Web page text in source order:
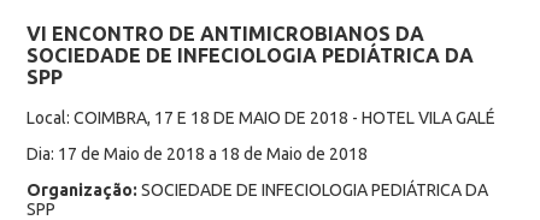
VI ENCONTRO DE ANTIMICROBIANOS DA
SOCIEDADE DE INFECIOLOGIA PEDIÁTRICA DA
SPP
Local: COIMBRA, 17 E 18 DE MAIO DE 2018 - HOTEL VILA GALÉ
Dia: 17 de Maio de 2018 a 18 de Maio de 2018
Organização: SOCIEDADE DE INFECIOLOGIA PEDIÁTRICA DA
SPP